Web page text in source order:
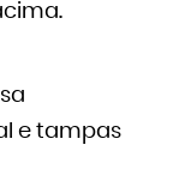
e tampas